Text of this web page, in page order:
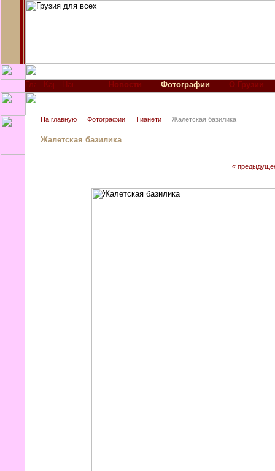
Новости Фотографии О Грузии
На главную Фотографии Тианети Жалетская базилика
Жалетская базилика
«